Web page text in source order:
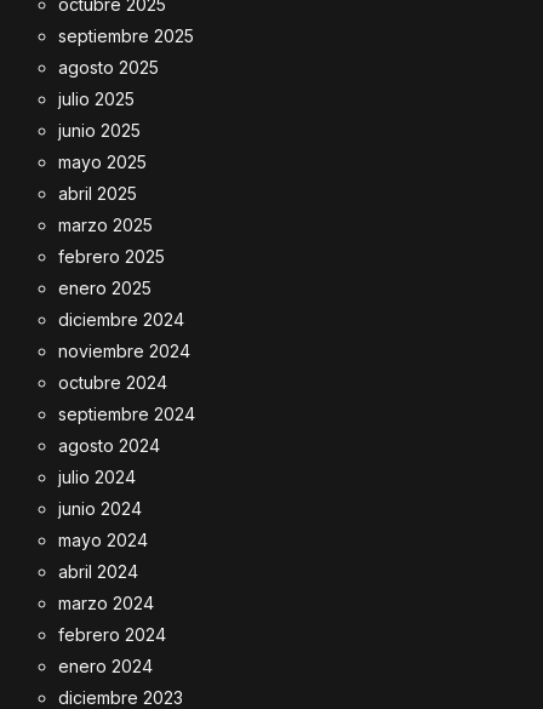
octubre 2025
septiembre 2025
agosto 2025
julio 2025
junio 2025
mayo 2025
abril 2025
marzo 2025
febrero 2025
enero 2025
diciembre 2024
noviembre 2024
octubre 2024
septiembre 2024
agosto 2024
julio 2024
junio 2024
mayo 2024
abril 2024
marzo 2024
febrero 2024
enero 2024
diciembre 2023